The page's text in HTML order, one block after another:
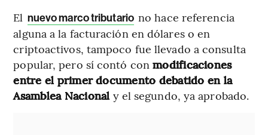
El nuevo marco tributario no hace referencia
alguna a la facturación en dólares o en
criptoactivos, tampoco fue llevado a consulta
popular, pero sí contó conmodificaciones
entre el primer documento debatido en la
Asamblea Nacional y el segundo, ya aprobado.